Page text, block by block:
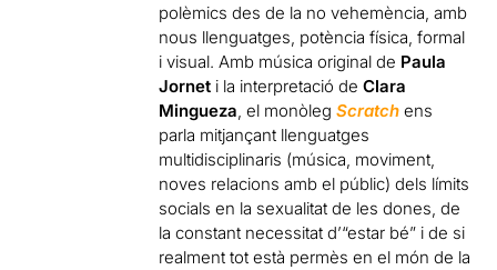
polèmics des de la no vehemència, amb
nous llenguatges, potència física, formal
i visual. Amb música original de Paula
Jornet i la interpretació deClara
Mingueza, el monòlegScratch ens
parla mitjançant llenguatges
multidisciplinaris (música, moviment,
noves relacions amb el públic) dels límits
socials en la sexualitat de les dones, de
la constant necessitat d’“estar bé” i de si
realment tot està permès en el món de la